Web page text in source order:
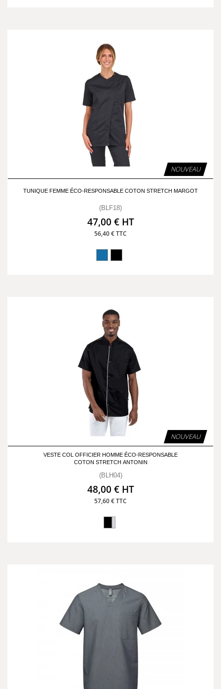
NOUVEAU
TUNIQUE FEMME ÉCO-RESPONSABLE COTON STRETCH MARGOT
(BLF18)
47,00 € HT
56,40 € TTC
NOUVEAU
VESTE COL OFFICIER HOMME ÉCO-RESPONSABLE
COTON STRETCH ANTONIN
(BLH04)
48,00 € HT
57,60 € TTC